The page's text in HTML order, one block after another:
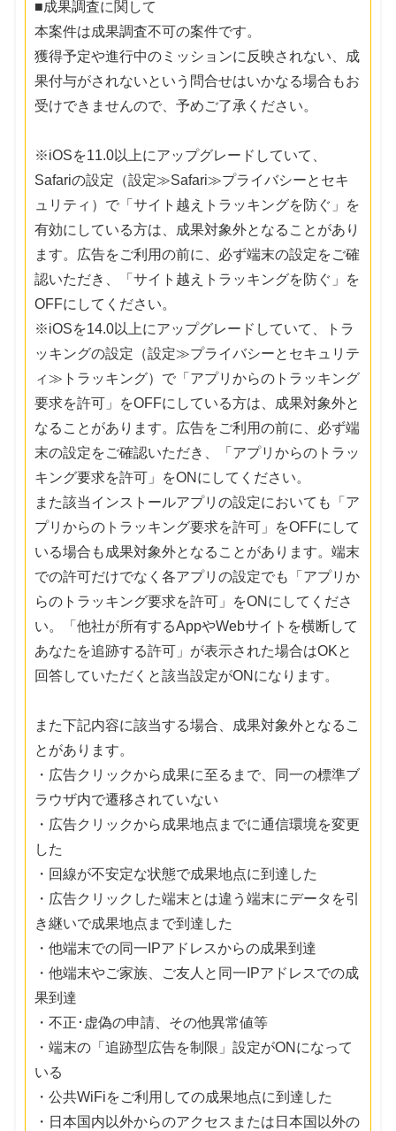
■成果調査に関して
本案件は成果調査不可の案件です。
獲得予定や進行中のミッションに反映されない、成
果付与がされないという問合せはいかなる場合もお
受けできませんので、予めご了承ください。
※iOSを11.0以上にアップグレードしていて、
Safariの設定（設定≫Safari≫プライバシーとセキ
ュリティ）で「サイト越えトラッキングを防ぐ」を
有効にしている方は、成果対象外となることがあり
ます。広告をご利用の前に、必ず端末の設定をご確
認いただき、「サイト越えトラッキングを防ぐ」を
OFFにしてください。
※iOSを14.0以上にアップグレードしていて、トラ
ッキングの設定（設定≫プライバシーとセキュリテ
ィ≫トラッキング）で「アプリからのトラッキング
要求を許可」をOFFにしている方は、成果対象外と
なることがあります。広告をご利用の前に、必ず端
末の設定をご確認いただき、「アプリからのトラッ
キング要求を許可」をONにしてください。
また該当インストールアプリの設定においても「ア
プリからのトラッキング要求を許可」をOFFにして
いる場合も成果対象外となることがあります。端末
での許可だけでなく各アプリの設定でも「アプリか
らのトラッキング要求を許可」をONにしてくださ
い。「他社が所有するAppやWebサイトを横断して
あなたを追跡する許可」が表示された場合はOKと
回答していただくと該当設定がONになります。
また下記内容に該当する場合、成果対象外となるこ
とがあります。
・広告クリックから成果に至るまで、同一の標準ブ
ラウザ内で遷移されていない
・広告クリックから成果地点までに通信環境を変更
した
・回線が不安定な状態で成果地点に到達した
・広告クリックした端末とは違う端末にデータを引
き継いで成果地点まで到達した
・他端末での同一IPアドレスからの成果到達
・他端末やご家族、ご友人と同一IPアドレスでの成
果到達
・不正･虚偽の申請、その他異常値等
・端末の「追跡型広告を制限」設定がONになって
いる
・公共WiFiをご利用しての成果地点に到達した
・日本国内以外からのアクセスまたは日本国以外の